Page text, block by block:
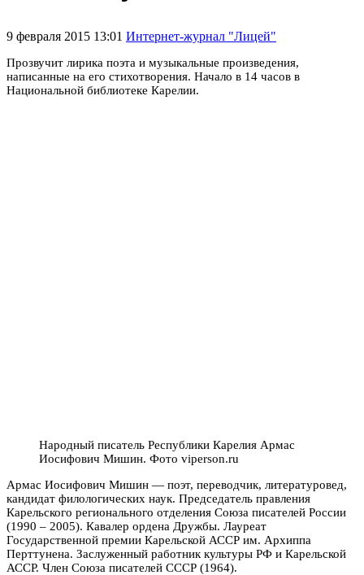
9 февраля 2015 13:01 Интернет-журнал "Лицей"
Прозвучит лирика поэта и музыкальные произведения,
написанные на его стихотворения. Начало в 14 часов в
Национальной библиотеке Карелии.
Народный писатель Республики Карелия Армас
Иосифович Мишин. Фото viperson.ru
Армас Иосифович Мишин — поэт, переводчик, литературовед,
кандидат филологических наук. Председатель правления
Карельского регионального отделения Союза писателей России
(1990 – 2005). Кавалер ордена Дружбы. Лауреат
Государственной премии Карельской АССР им. Архиппа
Перттунена. Заслуженный работник культуры РФ и Карельской
АССР. Член Союза писателей СССР (1964).